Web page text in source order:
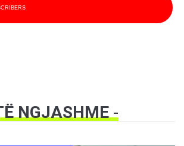
NGJASHME-